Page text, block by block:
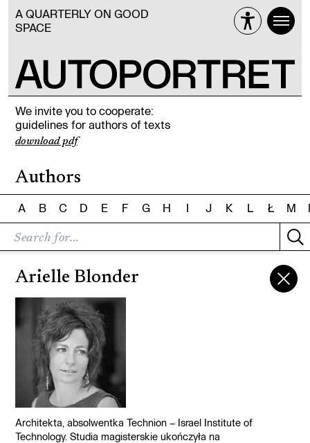
A QUARTERLY ON GOOD
SPACE
We invite you to cooperate:
guidelines for authors of texts
download pdf
Authors
A B C D E F G H I J K L Ł M
Arielle Blonder
Architekta, absolwentka Technion – Israel Institute of
Technology. Studia magisterskie ukończyła na